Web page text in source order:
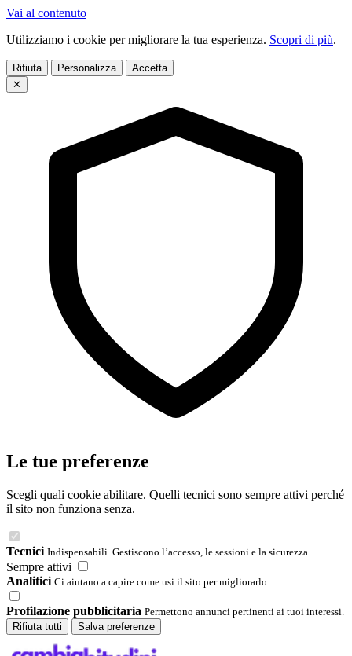
Vai al contenuto
Utilizziamo i cookie per migliorare la tua esperienza. Scopri di più.
Rifiuta Personalizza
Accetta
✕
Le tue preferenze
Scegli quali cookie abilitare. Quelli tecnici sono sempre attivi perché
il sito non funziona senza.
Tecnici Indispensabili. Gestiscono l’accesso, le sessioni e la sicurezza.
Sempre attivi
Analitici Ci aiutano a capire come usi il sito per migliorarlo.
Profilazione pubblicitaria Permettono annunci pertinenti ai tuoi interessi.
Rifiuta tutti
Salva preferenze